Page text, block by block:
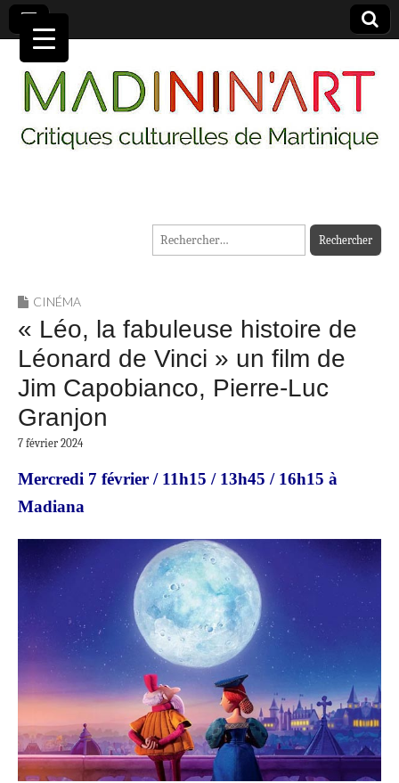
MADININ'ART
Rechercher :
CINÉMA
« Léo, la fabuleuse histoire de
Léonard de Vinci » un film de
Jim Capobianco, Pierre-Luc
Granjon
7 février 2024
Mercredi 7 février / 11h15 / 13h45 / 16h15 à
Madiana